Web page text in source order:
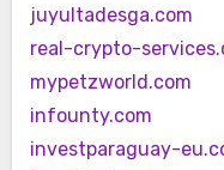
juyultadesga.com
real-crypto-
mypetzworld.com
infounty.com
investparaguay-